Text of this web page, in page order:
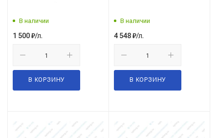
В наличии
1 500₽/л.
В КОРЗИНУ
В наличии
4 548₽/л.
В КОРЗИНУ